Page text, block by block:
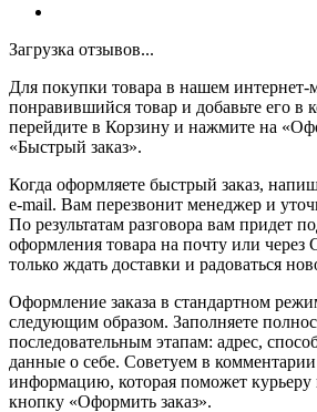
Загрузка отзывов...
Для покупки товара в нашем интернет-
понравившийся товар и добавьте его в
перейдите в Корзину и нажмите на
«Быстрый заказ».
Когда оформляете быстрый заказ,
e-mail. Вам перезвонит менеджер и
По результатам разговора вам придет
оформления товара на почту или через
только ждать доставки и радоваться
Оформление заказа в стандартном
следующим образом. Заполняете
последовательным этапам: адрес,
данные о себе. Советуем в комментарии
информацию, которая поможет
кнопку «Оформить заказ».